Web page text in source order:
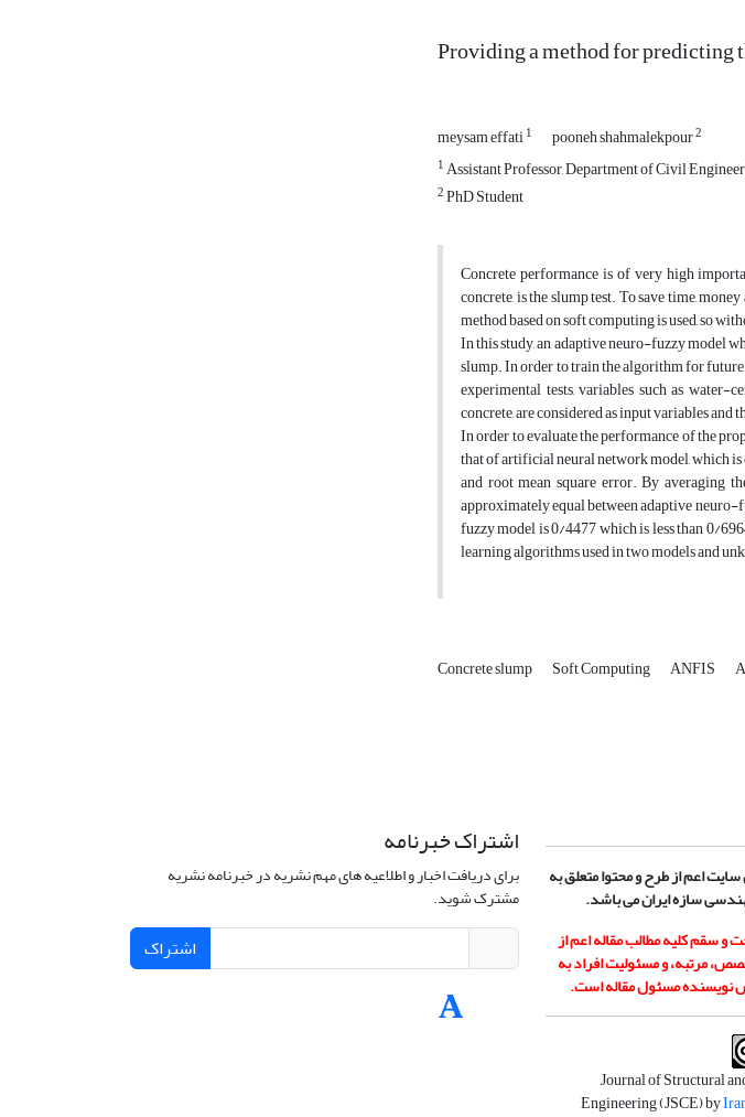
Providing a method for predicting
meysam effati1 pooneh shahmalekpour2
1Assistant Professor, Department of Civil
2PhD Student
Concrete performance is of very high
concrete, is the slump test. To save time,
method based on soft computing is used, so
In this study, an adaptive neuro-fuzzy model
slump. In order to train the algorithm for
experimental tests, variables such as
concrete, are considered as input variables
In order to evaluate the performance of the
that of artificial neural network model, which
and root mean square error. By averaging
approximately equal between adaptive
fuzzy model is 0/4477 which is less than 0/
learning algorithms used in two models and
Concrete slump Soft Computing ANFIS
اعم از طرح و محتوا متعلق به
سازه ایران می باشد.
سقم کلیه مطالب مقاله اعم از
مرتبه، و مسئولیت افراد به
مسئول مقاله است.
Journal of Structural
Engineering (JSCE) by
اشتراک خبرنامه
برای دریافت اخبار و اطلاعیه های مهم نشریه در خبرنامه نشریه
مشترک شوید.
اشتراک